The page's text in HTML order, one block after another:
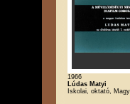
1966
Lúdas Matyi
Iskolai, oktató,